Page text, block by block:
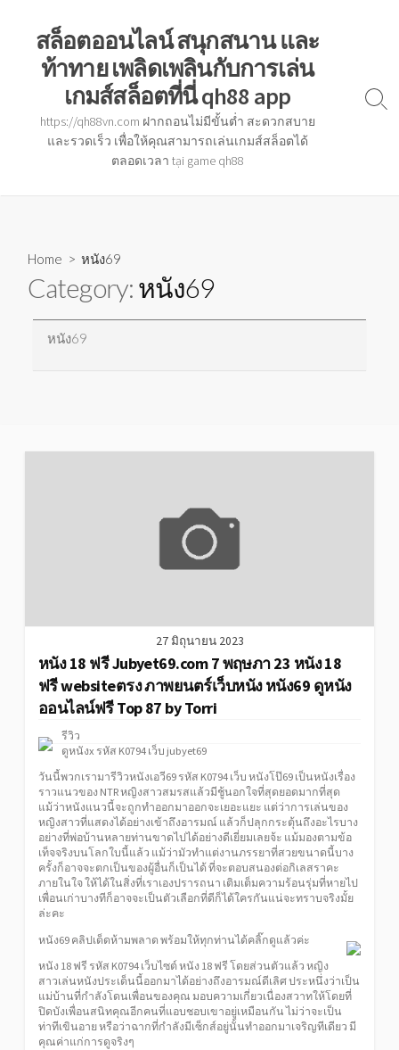
contentสล็อตออนไลน์ สนุกสนาน และ
ท้าทาย เพลิดเพลินกับการเล่น
เกมส์สล็อตที่นี่ qh88 app
https://qh88vn.com ฝากถอนไม่มีขั้นต่ำ สะดวกสบาย
และรวดเร็ว เพื่อให้คุณสามารถเล่นเกมส์สล็อตได้
ตลอดเวลา tại game qh88
Home > หนัง69
Category:หนัง69
หนัง69
27 มิถุนายน 2023
หนัง 18 ฟรี Jubyet69.com 7 พฤษภา 23 หนัง 18
ฟรี websiteตรง ภาพยนตร์เว็บหนัง หนัง69 ดูหนัง
ออนไลน์ฟรี Top 87 by Torri
รีวิว
ดูหนังx รหัส K0794 เว็บ jubyet69
วันนี้พวกเรามารีวิวหนังเอวี69 รหัส K0794 เว็บ หนังโป๊69 เป็นหนังเรื่อง
ราวแนวของ NTR หญิงสาวสมรสแล้วมีชู้นอกใจที่สุดยอดมากที่สุด
แม้ว่าหนังแนวนี้จะถูกทำออกมาออกจะเยอะแยะ แต่ว่าการเล่นของ
หญิงสาวที่แสดงได้อย่างเข้าถึงอารมณ์ แล้วก็ปลุกกระตุ้นถึงอะไรบาง
อย่างที่พ่อบ้านหลายท่านขาดไปได้อย่างดีเยี่ยมเลยจ้ะ แม้มองตามข้อ
เท็จจริงบนโลกใบนี้แล้ว แม้ว่ามัวทำแต่งานภรรยาที่สวยขนาดนี้บาง
ครั้งก็อาจจะตกเป็นของผู้อื่นก็เป็นได้ ที่จะตอบสนองต่อกิเลสราคะ
ภายในใจ ให้ได้ในสิ่งที่เราเองปรารถนา เติมเต็มความร้อนรุ่มที่หายไป
เพื่อนเก่าบางทีก็อาจจะเป็นตัวเลือกที่ดีก็ได้ใครกันแน่จะทราบจริงมั้ย
ล่ะคะ
หนัง69 คลิปเด็ดห้ามพลาด พร้อมให้ทุกท่านได้คลิ๊กดูแล้วค่ะ
หนัง 18 ฟรี รหัส K0794 เว็บไซต์ หนัง 18 ฟรี โดยส่วนตัวแล้ว หญิง
สาวเล่นหนังประเด็นนี้ออกมาได้อย่างถึงอารมณ์ดีเลิศ ประหนึ่งว่าเป็น
แม่บ้านที่กำลังโดนเพื่อนของคุณ มอบความเกี่ยวเนื่องสวาทให้โดยที่
ปิดบังเพื่อนสนิทคุณอีกคนที่แอบชอบเขาอยู่เหมือนกัน ไม่ว่าจะเป็น
ท่าทีเขินอาย หรือว่าฉากที่กำลังมีเซ็กส์อยู่นั้นทำออกมาเจริญทีเดียว มี
คุณค่าแก่การดูจริงๆ